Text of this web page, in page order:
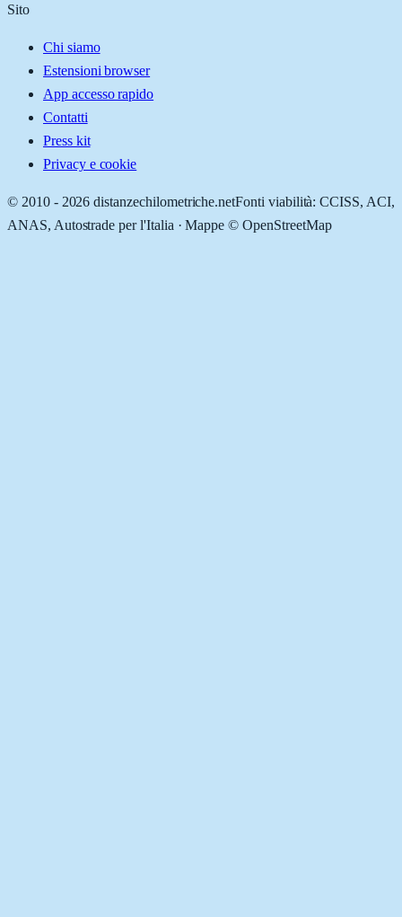
Sito
Chi siamo
Estensioni browser
App accesso rapido
Contatti
Press kit
Privacy e cookie
© 2010 - 2026 distanzechilometriche.netFonti viabilità: CCISS, ACI,
ANAS, Autostrade per l'Italia · Mappe © OpenStreetMap